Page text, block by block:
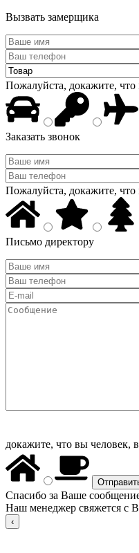
Вызвать замерщика
Пожалуйста, докажите,
Заказать звонок
Пожалуйста, докажите,
Письмо директору
докажите, что вы человек,
Спасибо за Ваше
Наш менеджер свяжется с